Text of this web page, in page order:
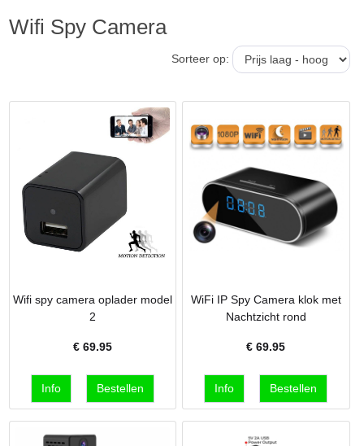
Wifi Spy Camera
Sorteer op:
Wifi spy camera oplader model
2
€ 69.95
WiFi IP Spy Camera klok met
Nachtzicht rond
€69.95